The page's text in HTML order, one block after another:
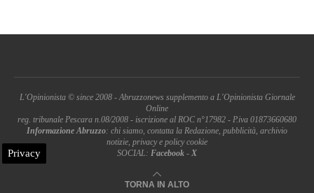
L'Opinionista © since 2008 - Abruzzonews supplemento a L'Opinionista Giornale
Online
reg. tribunale Pescara n.08/2008 - iscrizione al ROC n°17982 - P.iva 01873660680
Informazione Abruzzo: chi siamo, contatta la Redazione, pubblicità, archivio
notizie, privacy e policy cookie
SOCIAL: Facebook - X
Privacy
TORNA IN ALTO